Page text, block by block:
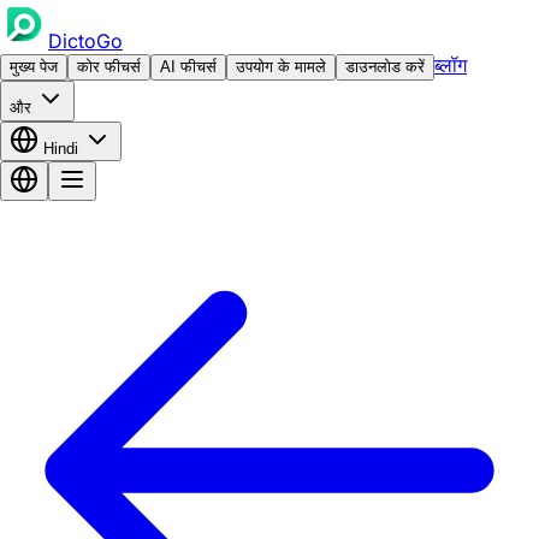
DictoGo
मुख्य पेज कोर फीचर्स AI फीचर्स उपयोग के मामले डाउनलोड करें ब्लॉग
और
Hindi